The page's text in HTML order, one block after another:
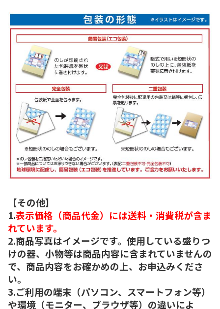
【その他】
1.表示価格（商品代金）には送料・消費税が含ま
れています。
2.商品写真はイメージです。使用している盛りつ
けの器、小物等は商品内容に含まれていませんの
で、商品内容をお確かめの上、お申込みくださ
い。
3.ご利用の端末（パソコン、スマートフォン等）
や環境（モニター、ブラウザ等）の違いによ